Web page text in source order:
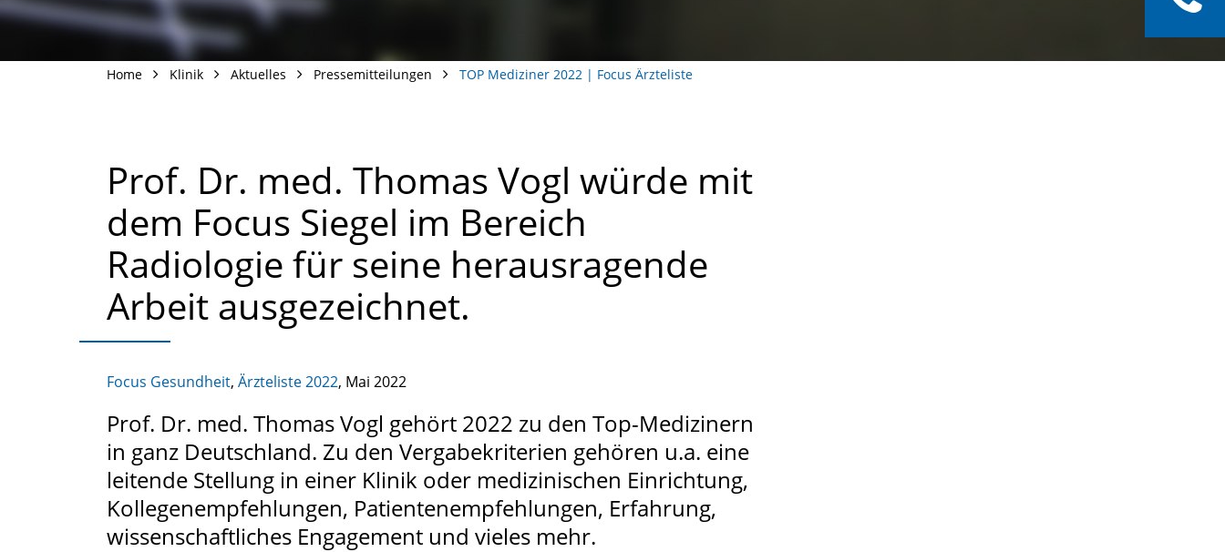
Home Klinik Aktuelles Pressemitteilungen TOP Mediziner 2022 | Focus Ärzteliste
Prof. Dr. med. Thomas Vogl würde mit
dem Focus Siegel im Bereich
Radiologie für seine herausragende
Arbeit ausgezeichnet.
Focus Gesundheit, Ärzteliste 2022, Mai 2022
Prof. Dr. med. Thomas Vogl gehört 2022 zu den Top-Medizinern
in ganz Deutschland. Zu den Vergabekriterien gehören u.a. eine
leitende Stellung in einer Klinik oder medizinischen Einrichtung,
Kollegenempfehlungen, Patientenempfehlungen, Erfahrung,
wissenschaftliches Engagement und vieles mehr.